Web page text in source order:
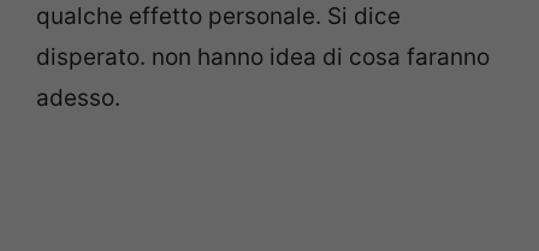
qualche effetto personale. Si dice
disperato. non hanno idea di cosa faranno
adesso.